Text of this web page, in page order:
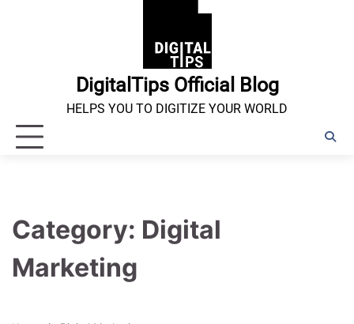
DigitalTips Official Blog
HELPS YOU TO DIGITIZE YOUR WORLD
Category: Digital
Marketing